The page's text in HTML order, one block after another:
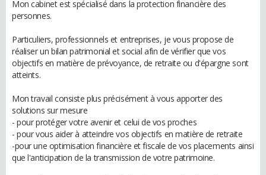
Mon cabinet est spécialisé dans la protection financière des
personnes.
Particuliers, professionnels et entreprises, je vous propose de
réaliser un bilan patrimonial et social afin de vérifier que vos
objectifs en matière de prévoyance, de retraite ou d'épargne sont
atteints.
Mon travail consiste plus précisément à vous apporter des
solutions sur mesure
- pour protéger votre avenir et celui de vos proches
- pour vous aider à atteindre vos objectifs en matière de retraite
-pour une optimisation financière et fiscale de vos placements ainsi
que l'anticipation de la transmission de votre patrimoine.